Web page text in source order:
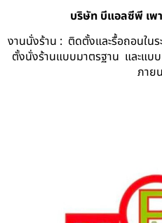
บริษัท บีแอลซีพี เพ
งานนั่งร้าน : ติดตั้งและรื้อถอนใน
ตั้งนั่งร้านแบบมาตรฐาน และแบ
ภาย